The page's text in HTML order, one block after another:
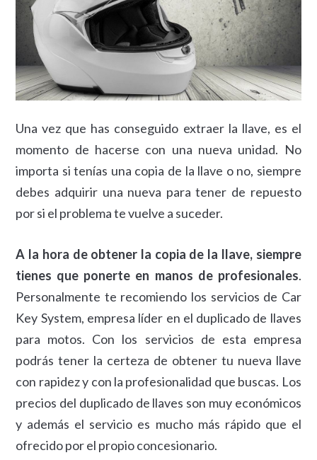
Una vez que has conseguido extraer la llave, es el
momento de hacerse con una nueva unidad. No
importa si tenías una copia de la llave o no, siempre
debes adquirir una nueva para tener de repuesto
por si el problema te vuelve a suceder.
A la hora de obtener la copia de la llave, siempre
tienes que ponerte en manos de profesionales.
Personalmente te recomiendo los servicios de Car
Key System, empresa líder en el duplicado de llaves
para motos. Con los servicios de esta empresa
podrás tener la certeza de obtener tu nueva llave
con rapidez y con la profesionalidad que buscas. Los
precios del duplicado de llaves son muy económicos
y además el servicio es mucho más rápido que el
ofrecido por el propio concesionario.